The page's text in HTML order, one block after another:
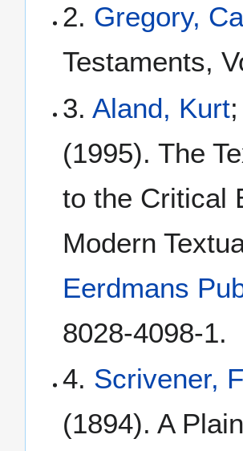
2. Gregory,
Testaments,
3. Aland, Kurt
(1995). The
to the Critical
Modern
Eerdmans
8028-4098-1.
4. Scrivener,
(1894). A